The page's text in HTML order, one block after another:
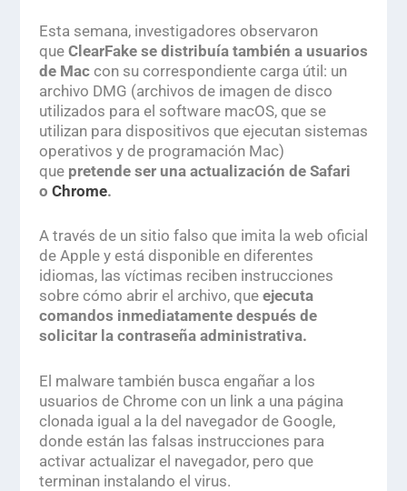
Esta semana, investigadores observaron
queClearFake se distribuía también a usuarios
de Mac con su correspondiente carga útil: un
archivo DMG (archivos de imagen de disco
utilizados para el software macOS, que se
utilizan para dispositivos que ejecutan sistemas
operativos y de programación Mac)
quepretende ser una actualización de Safari
o Chrome.
A través de un sitio falso que imita la web oficial
de Apple y está disponible en diferentes
idiomas, las víctimas reciben instrucciones
sobre cómo abrir el archivo, queejecuta
comandos inmediatamente después de
solicitar la contraseña administrativa.
El malware también busca engañar a los
usuarios de Chrome con un link a una página
clonada igual a la del navegador de Google,
donde están las falsas instrucciones para
activar actualizar el navegador, pero que
terminan instalando el virus.